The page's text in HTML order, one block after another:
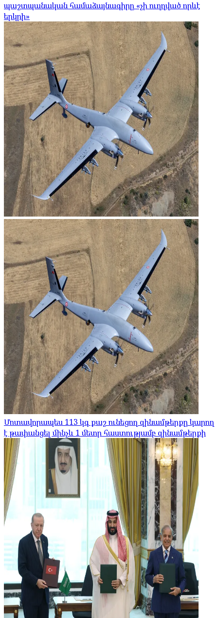
պաշտպանական համաձայնագիրը «չի ուղղված որևէ
երկրի»
Մոտավորապես 113 կգ քաշ ունեցող զինամթերքը կարող
է թափանցել մինչև 1 մետր հաստությամբ զինամթերքի